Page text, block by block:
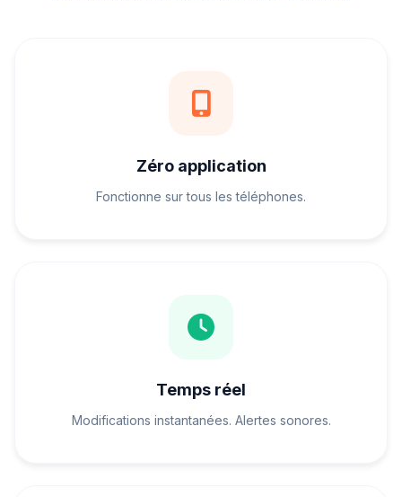
Zéro application
Fonctionne sur tous les téléphones.
Temps réel
Modifications instantanées. Alertes sonores.